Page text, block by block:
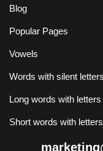
Blog
Popular Pages
Vowels
Words with silent letters
Long words with letters
Short words with letters